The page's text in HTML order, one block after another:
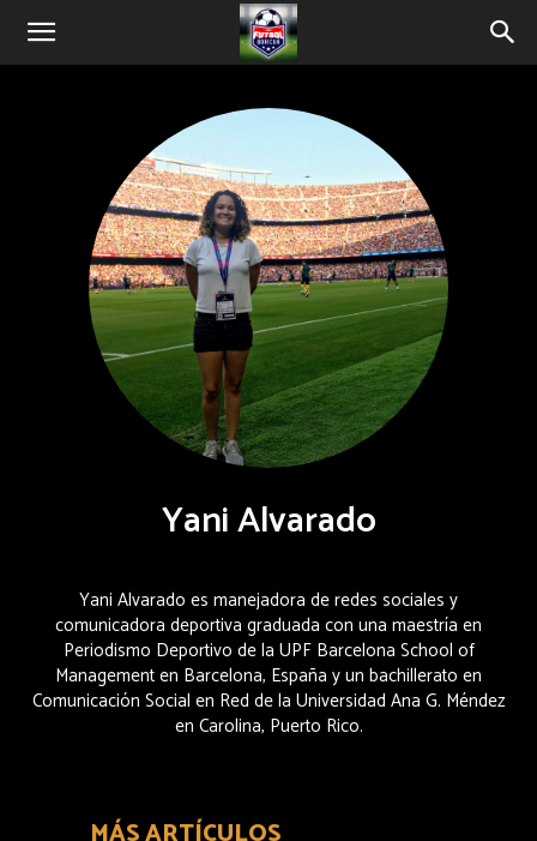
Yani Alvarado
Yani Alvarado es manejadora de redes sociales y
comunicadora deportiva graduada con una maestría en
Periodismo Deportivo de la UPF Barcelona School of
Management en Barcelona, ​​España y un bachillerato en
Comunicación Social en Red de la Universidad Ana G. Méndez
en Carolina, Puerto Rico.